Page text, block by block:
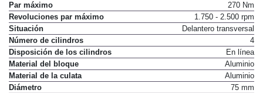
Par máximo
270 Nm
Revoluciones par máximo
1.750 - 2.500 rpm
Situación
Delantero transversal
Número de cilindros
4
Disposición de los cilindros
En línea
Material del bloque
Aluminio
Material de la culata
Aluminio
Diámetro
75 mm